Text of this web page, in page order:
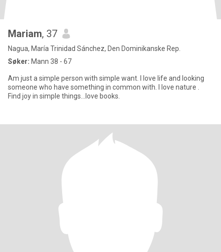
Mariam, 37
Nagua, María Trinidad Sánchez, Den Dominikanske Rep.
Søker: Mann 38 - 67
Am just a simple person with simple want. I love life and looking
someone who have something in common with. I love nature .
Find joy in simple things...love books.